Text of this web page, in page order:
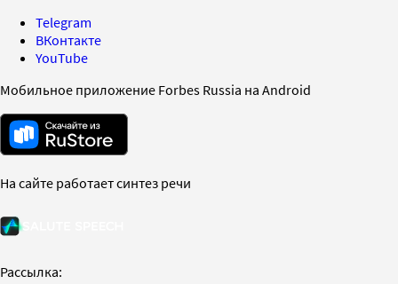
Telegram
ВКонтакте
YouTube
Мобильное приложение Forbes Russia на Android
На сайте работает синтез речи
Рассылка: